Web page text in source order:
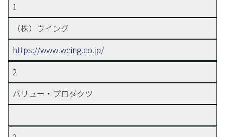
1
（株）ウイング
https://www.weing.co.jp/
2
バリュー・プロダクツ